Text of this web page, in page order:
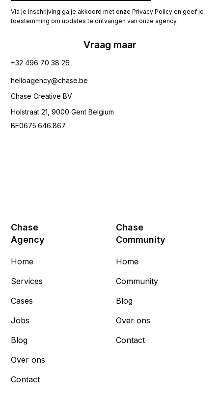
Via je inschrijving ga je akkoord met onze Privacy Policy en geef je
toestemming om updates te ontvangen van onze agency.
Vraag maar
+32 496 70 38 26‬
helloagency@chase.be
Chase Creative BV
Holstraat 21, 9000 Gent Belgium
BE0675.646.867
Chase
Agency
Home
Services
Cases
Jobs
Blog
Over ons
Contact
Chase
Community
Home
Community
Blog
Over ons
Contact